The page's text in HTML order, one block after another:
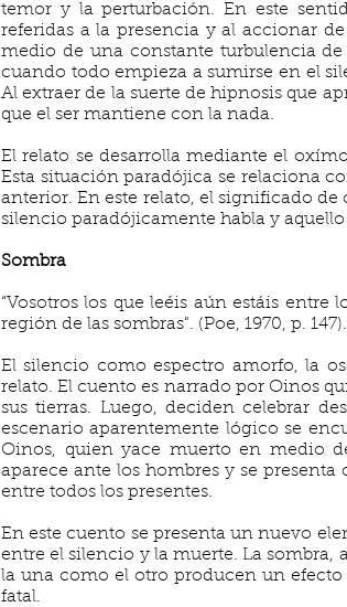
temor y la perturbación. En este
referidas a la presencia y al accionar
medio de una constante turbulencia
cuando todo empieza a sumirse en el
Al extraer de la suerte de hipnosis que
que el ser mantiene con la nada.
El relato se desarrolla mediante el
Esta situación paradójica se relaciona
anterior. En este relato, el significado
silencio paradójicamente habla y
Sombra
“Vosotros los que leéis aún estáis
región de las sombras". (Poe, 1970, p. 147).
El silencio como espectro amorfo, la
relato. El cuento es narrado por Oinos
sus tierras. Luego, deciden celebrar
escenario aparentemente lógico se
Oinos, quien yace muerto en medio
aparece ante los hombres y se
entre todos los presentes.
En este cuento se presenta un nuevo
entre el silencio y la muerte. La
la una como el otro producen un
fatal.